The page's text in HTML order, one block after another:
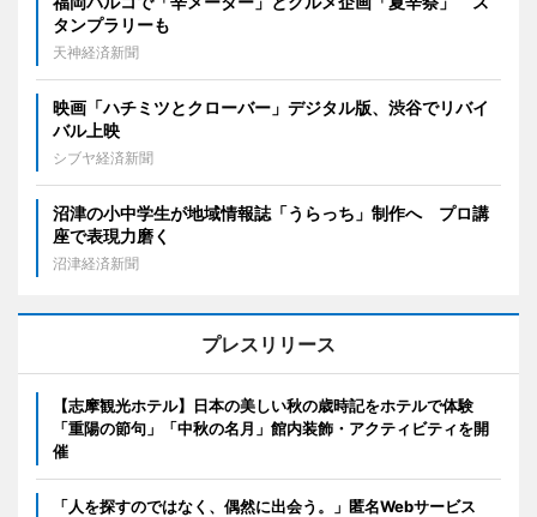
タンプラリーも
天神経済新聞
映画「ハチミツとクローバー」デジタル版、渋谷でリバイ
バル上映
シブヤ経済新聞
沼津の小中学生が地域情報誌「うらっち」制作へ プロ講
座で表現力磨く
沼津経済新聞
プレスリリース
【志摩観光ホテル】日本の美しい秋の歳時記をホテルで体験
「重陽の節句」「中秋の名月」館内装飾・アクティビティを開
催
「人を探すのではなく、偶然に出会う。」匿名Webサービス